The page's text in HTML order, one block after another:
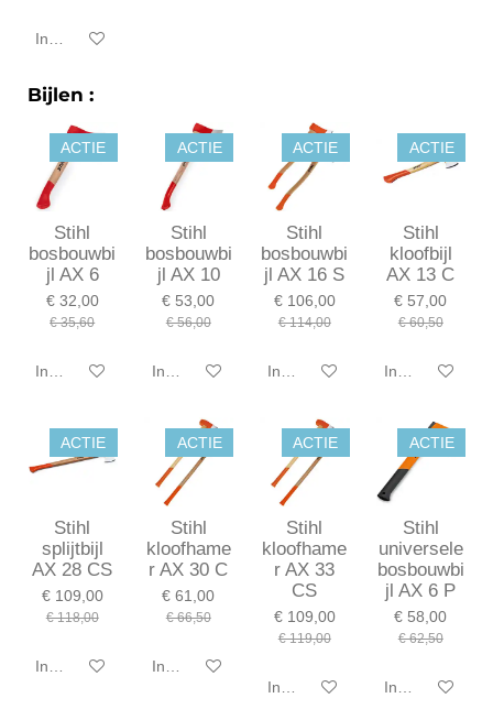
In winkelwagen
Bijlen :
ACTIE
Stihl
bosbouwbi
jl AX 6
€ 32,00
€ 35,60
In winkelwagen
ACTIE
Stihl
bosbouwbi
jl AX 10
€ 53,00
€ 56,00
In winkelwagen
ACTIE
Stihl
bosbouwbi
jl AX 16 S
€ 106,00
€ 114,00
In winkelwagen
ACTIE
Stihl
kloofbijl
AX 13 C
€ 57,00
€ 60,50
In winkelwagen
ACTIE
Stihl
splijtbijl
AX 28 CS
€ 109,00
€ 118,00
In winkelwagen
ACTIE
Stihl
kloofhame
r AX 30 C
€ 61,00
€ 66,50
In winkelwagen
ACTIE
Stihl
kloofhame
r AX 33
CS
€ 109,00
€ 119,00
In winkelwagen
ACTIE
Stihl
universele
bosbouwbi
jl AX 6 P
€ 58,00
€ 62,50
In winkelwagen